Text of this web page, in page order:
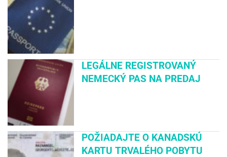
LEGÁLNE REGISTROVANÝ
NEMECKÝ PAS NA PREDAJ
POŽIADAJTE O KANADSKÚ
KARTU TRVALÉHO POBYTU